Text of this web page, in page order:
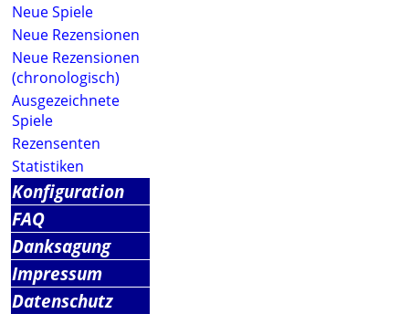
Neue Spiele
Neue Rezensionen
Neue Rezensionen
(chronologisch)
Ausgezeichnete
Spiele
Rezensenten
Statistiken
Konfiguration
FAQ
Danksagung
Impressum
Datenschutz